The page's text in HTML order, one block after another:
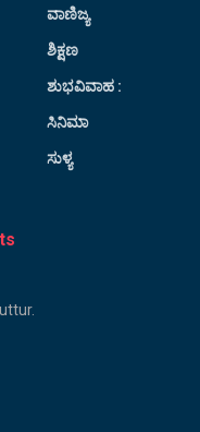
ವಾಣಿಜ್ಯ
ಶಿಕ್ಷಣ
ಶುಭವಿವಾಹ :
ಸಿನಿಮಾ
ಸುಳ್ಯ